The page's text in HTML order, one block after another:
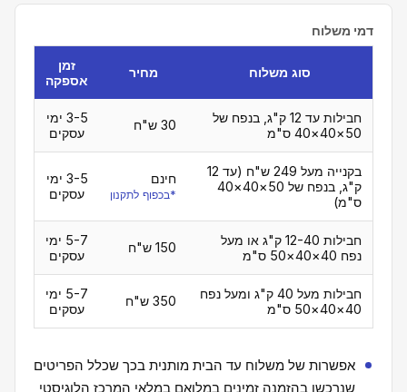
דמי משלוח
סוג משלוח מחיר
זמן
אספקה
חבילות עד 12 ק"ג, בנפח של
50×40×40 ס"מ
30 ש"ח
3-5 ימי
עסקים
בקנייה מעל 249 ש"ח (עד 12
ק"ג, בנפח של 50×40×40
ס"מ)
חינם
*בכפוף לתקנון
3-5 ימי
עסקים
חבילות 12-40 ק"ג או מעל
נפח 40×40×50 ס"מ
150 ש"ח
5-7 ימי
עסקים
חבילות מעל 40 ק"ג ומעל נפח
40×40×50 ס"מ
350 ש"ח
5-7 ימי
עסקים
אפשרות של משלוח עד הבית מותנית בכך שכלל הפריטים
שנרכשו בהזמנה זמינים במלואם במלאי המרכז הלוגיסטי